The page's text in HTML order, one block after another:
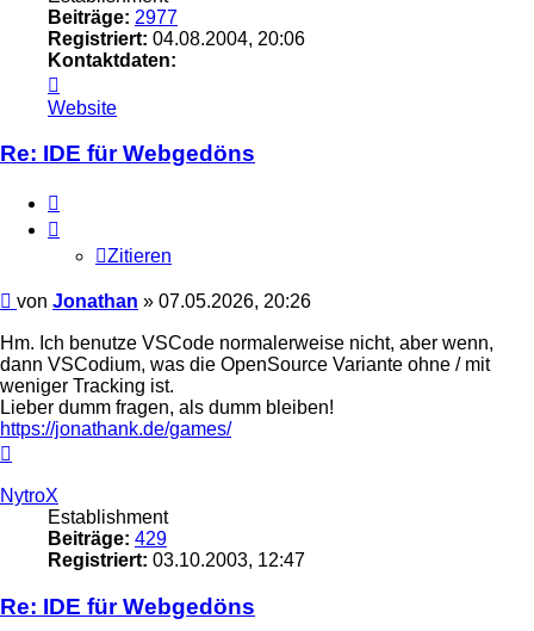
Beiträge: 2977
Registriert: 04.08.2004, 20:06
Kontaktdaten:
von
Jonathan
Website
Re: IDE für Webgedöns
Zitieren
Beitrag
von Jonathan » 07.05.2026, 20:26
Hm. Ich benutze VSCode normalerweise nicht, aber wenn,
dann VSCodium, was die OpenSource Variante ohne / mit
weniger Tracking ist.
Lieber dumm fragen, als dumm bleiben!
https://jonathank.de/games/
NytroX
Establishment
Beiträge: 429
Registriert: 03.10.2003, 12:47
Re: IDE für Webgedöns